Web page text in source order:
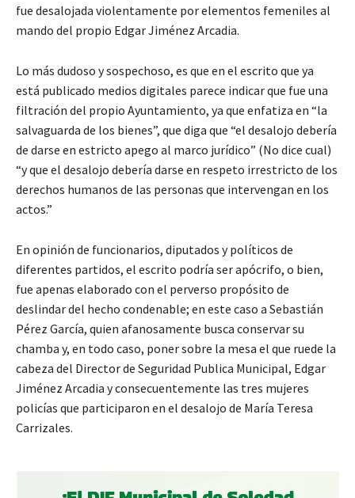
fue desalojada violentamente por elementos femeniles al
mando del propio Edgar Jiménez Arcadia.
Lo más dudoso y sospechoso, es que en el escrito que ya
está publicado medios digitales parece indicar que fue una
filtración del propio Ayuntamiento, ya que enfatiza en “la
salvaguarda de los bienes”, que diga que “el desalojo debería
de darse en estricto apego al marco jurídico” (No dice cual)
“y que el desalojo debería darse en respeto irrestricto de los
derechos humanos de las personas que intervengan en los
actos.”
En opinión de funcionarios, diputados y políticos de
diferentes partidos, el escrito podría ser apócrifo, o bien,
fue apenas elaborado con el perverso propósito de
deslindar del hecho condenable; en este caso a Sebastián
Pérez García, quien afanosamente busca conservar su
chamba y, en todo caso, poner sobre la mesa el que ruede la
cabeza del Director de Seguridad Publica Municipal, Edgar
Jiménez Arcadia y consecuentemente las tres mujeres
policías que participaron en el desalojo de María Teresa
Carrizales.